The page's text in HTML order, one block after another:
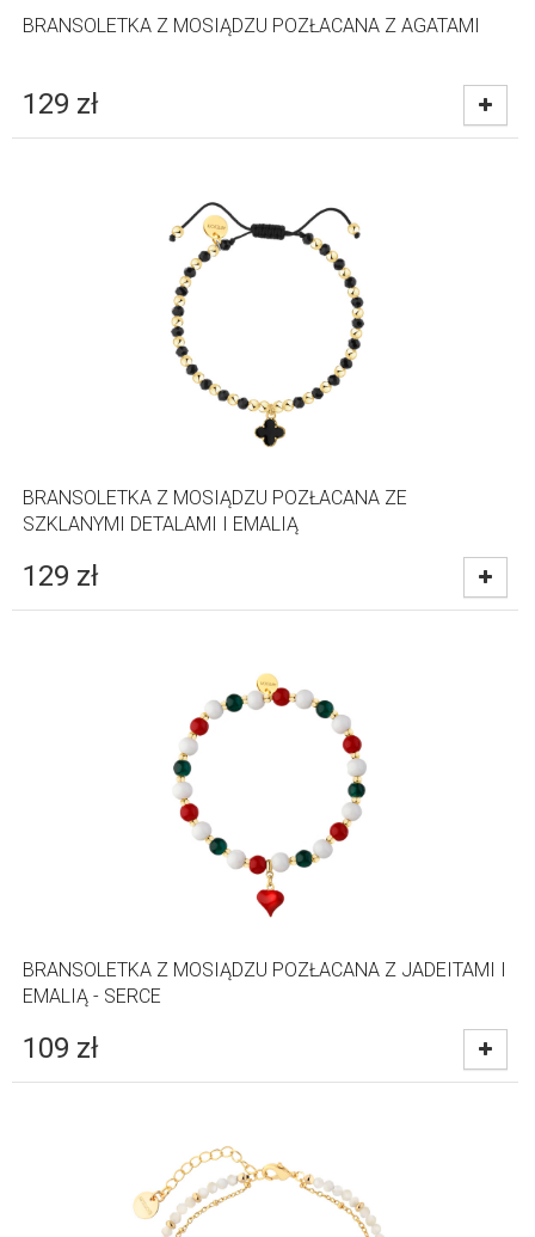
BRANSOLETKA Z MOSIĄDZU POZŁACANA Z AGATAMI
129 zł
BRANSOLETKA Z MOSIĄDZU POZŁACANA ZE
SZKLANYMI DETALAMI I EMALIĄ
129 zł
BRANSOLETKA Z MOSIĄDZU POZŁACANA Z JADEITAMI I
EMALIĄ - SERCE
109 zł